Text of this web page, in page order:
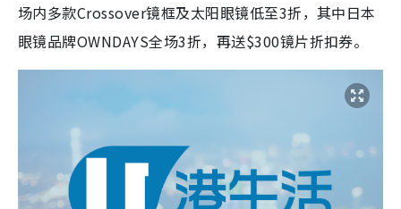
场内多款Crossover镜框及太阳眼镜低至3折，其中日本
眼镜品牌OWNDAYS全场3折，再送$300镜片折扣券。